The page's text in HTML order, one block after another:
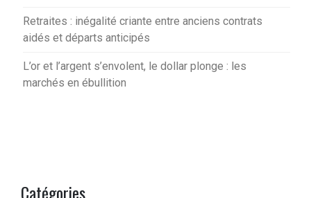
Retraites : inégalité criante entre anciens contrats
aidés et départs anticipés
L’or et l’argent s’envolent, le dollar plonge : les
marchés en ébullition
Catégories